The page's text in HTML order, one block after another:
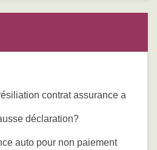
contrat assurance a
déclaration?
auto pour non paiement